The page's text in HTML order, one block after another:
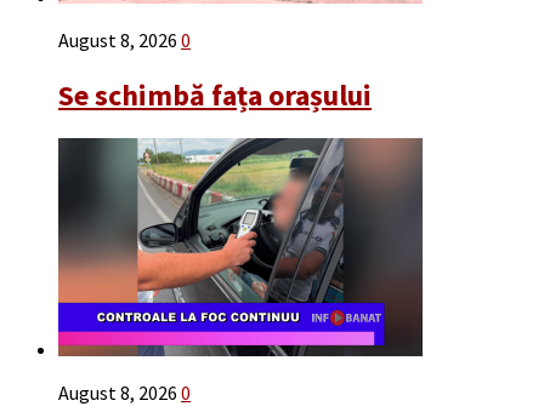
August 8, 2026 0
Se schimbă fața orașului
August 8, 2026 0